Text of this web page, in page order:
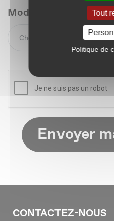
Modèle (*)
Envoyer
CONTACTEZ-NOUS
Tout
Politique de